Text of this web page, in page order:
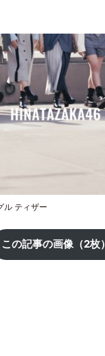
ル ティザー
この記事の画像（2枚）